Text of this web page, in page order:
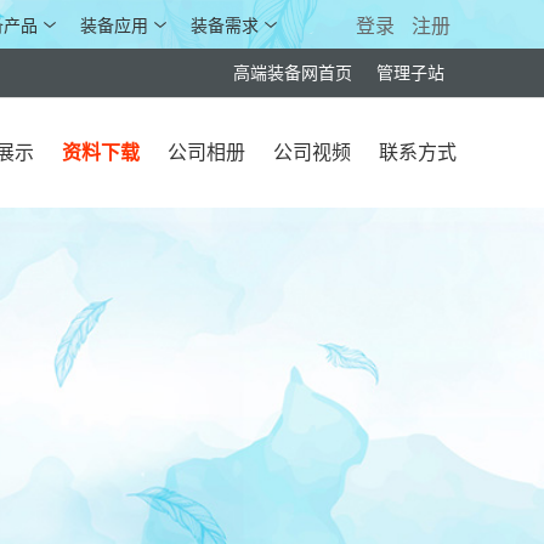
品 装备应用 装备需求 登录 注册
高端装备网首页 管理子站
示 资料下载 公司相册 公司视频 联系方式